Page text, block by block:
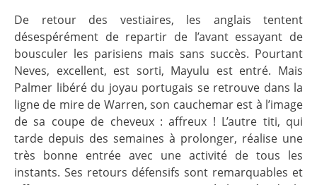
De retour des vestiaires, les anglais tentent
désespérément de repartir de l’avant essayant de
bousculer les parisiens mais sans succès. Pourtant
Neves, excellent, est sorti, Mayulu est entré. Mais
Palmer libéré du joyau portugais se retrouve dans la
ligne de mire de Warren, son cauchemar est à l’image
de sa coupe de cheveux : affreux ! L’autre titi, qui
tarde depuis des semaines à prolonger, réalise une
très bonne entrée avec une activité de tous les
instants. Ses retours défensifs sont remarquables et